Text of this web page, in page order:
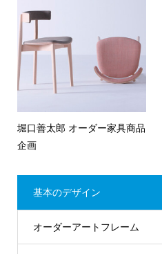
堀口善太郎 オーダー家具商品
企画
基本のデザイン
オーダーアートフレーム